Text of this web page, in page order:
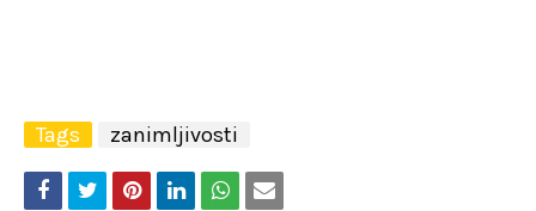
Tags zanimljivosti